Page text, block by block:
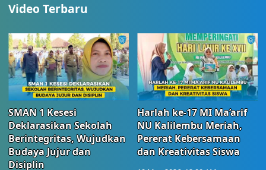
Video Terbaru
SMAN 1 Kesesi
Deklarasikan Sekolah
Berintegritas, Wujudkan
Budaya Jujur dan
Disiplin
Harlah ke-17 MI Ma’arif
NU Kalilembu Meriah,
Pererat Kebersamaan
dan Kreativitas Siswa